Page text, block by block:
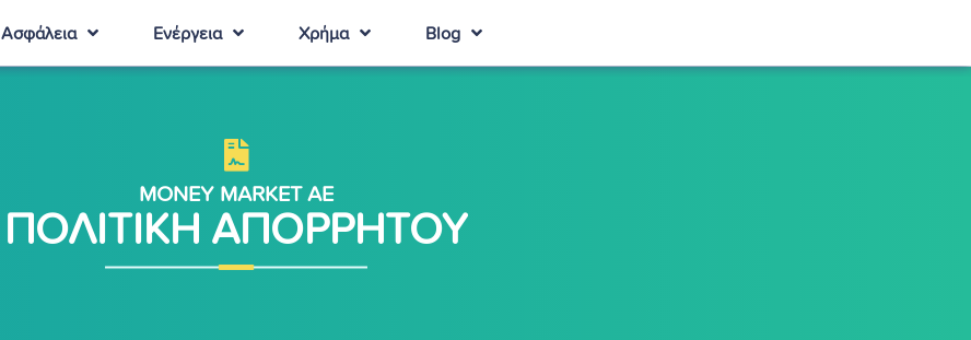
Ασφάλεια Ενέργεια Χρήμα Blog
MONEY MARKET AE
ΠΟΛΙΤΙΚΗ ΑΠΟΡΡΗΤΟΥ